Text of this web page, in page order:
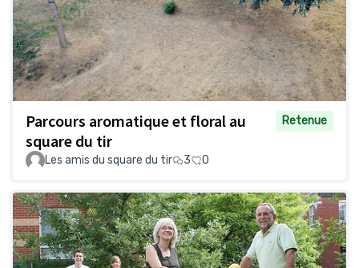
Parcours aromatique et floral au
square du tir
Retenue
Les amis du square du tir 3 0